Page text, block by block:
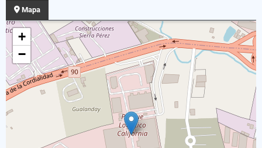
Mapa
+
−